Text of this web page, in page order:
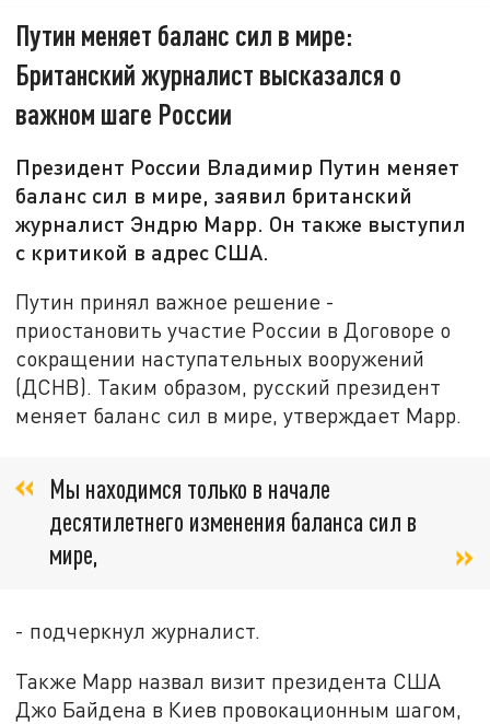
Путин меняет баланс сил в мире:
Британский журналист высказался о
важном шаге России
Президент России Владимир Путин меняет
баланс сил в мире, заявил британский
журналист Эндрю Марр. Он также выступил
с критикой в адрес США.
Путин принял важное решение -
приостановить участие России в Договоре о
сокращении наступательных вооружений
(ДСНВ). Таким образом, русский президент
меняет баланс сил в мире, утверждает Марр.
Мы находимся только в начале
десятилетнего изменения баланса сил в
мире,
- подчеркнул журналист.
Также Марр назвал визит президента США
Джо Байдена в Киев провокационным шагом,